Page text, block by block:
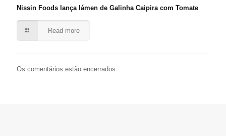
Nissin Foods lança lámen de Galinha Caipira com Tomate
Read more
Os comentários estão encerrados.